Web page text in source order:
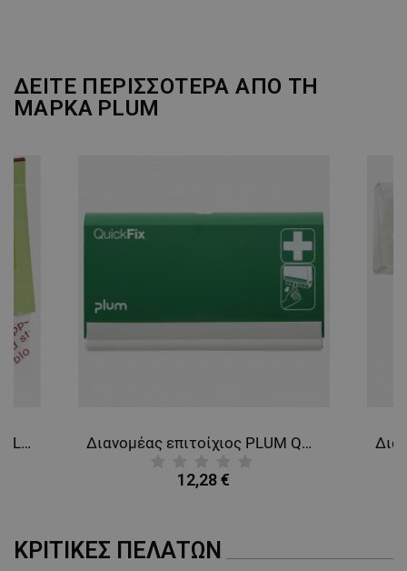
ΔΕΙΤΕ ΠΕΡΙΣΣΟΤΕΡΑ ΑΠΟ ΤΗ
ΜΑΡΚΑ PLUM
Αιμοστατικοί λευκοπλάστες PLUM QUICKFIX REFILL Διανομέας επιτοίχιος PLUM QUICKFIX DUO
12,28 €
ΚΡΙΤΙΚΈΣ ΠΕΛΑΤΏΝ